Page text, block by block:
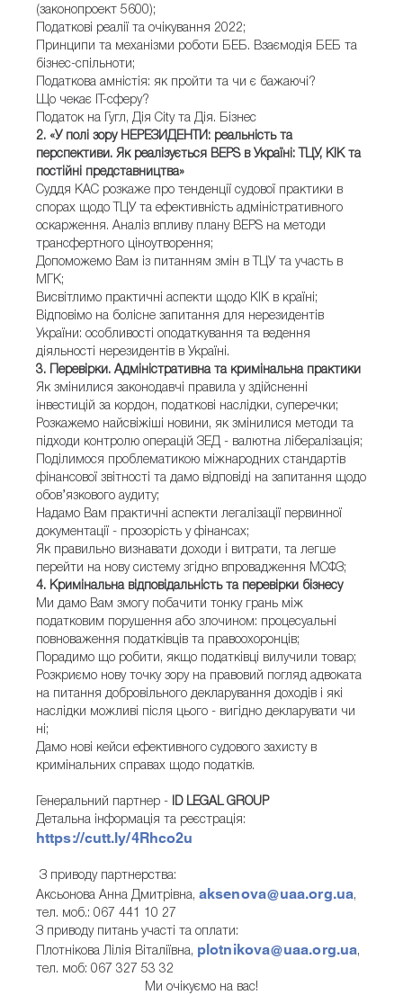
(законопроект 5600);
Податкові реалії та очікування 2022;
Принципи та механізми роботи БЕБ. Взаємодія БЕБ та
бізнес-спільноти;
Податкова амністія: як пройти та чи є бажаючі?
Що чекає IT-сферу?
Податок на Гугл, Дія City та Дія. Бізнес
2. «У полі зору НЕРЕЗИДЕНТИ: реальність та
перспективи. Як реалізується BEPS в Україні: ТЦУ, КІК та
постійні представництва»
Суддя КАС розкаже про тенденції судової практики в
спорах щодо ТЦУ та ефективність адміністративного
оскарження. Аналіз впливу плану BEPS на методи
трансфертного ціноутворення;
Допоможемо Вам із питанням змін в ТЦУ та участь в
МГК;
Висвітлимо практичні аспекти щодо КІК в країні;
Відповімо на болісне запитання для нерезидентів
України: особливості оподаткування та ведення
діяльності нерезидентів в Україні.
3. Перевірки. Адміністративна та кримінальна практики
Як змінилися законодавчі правила у здійсненні
інвестицій за кордон, податкові наслідки, суперечки;
Розкажемо найсвіжіші новини, як змінилися методи та
підходи контролю операцій ЗЕД - валютна лібералізація;
Поділимося проблематикою міжнародних стандартів
фінансової звітності та дамо відповіді на запитання щодо
обов’язкового аудиту;
Надамо Вам практичні аспекти легалізації первинної
документації - прозорість у фінансах;
Як правильно визнавати доходи і витрати, та легше
перейти на нову систему згідно впровадження МСФЗ;
4. Кримінальна відповідальність та перевірки бізнесу
Ми дамо Вам змогу побачити тонку грань між
податковим порушення або злочином: процесуальні
повноваження податківців та правоохоронців;
Порадимо що робити, якщо податківці вилучили товар;
Розкриємо нову точку зору на правовий погляд адвоката
на питання добровільного декларування доходів і які
наслідки можливі після цього - вигідно декларувати чи
ні;
Дамо нові кейси ефективного судового захисту в
кримінальних справах щодо податків.
Генеральний партнер -
ID LEGAL GROUP
Детальна інформація та реєстрація:
https://cutt.ly/4Rhco2u
З приводу партнерства:
Аксьонова Анна Дмитрівна, aksenova@uaa.org.ua,
тел. моб.: 067 441 10 27
З приводу питань участі та оплати:
Плотнікова Лілія Віталіївна, plotnikova@uaa.org.ua,
тел. моб: 067 327 53 32
Ми очікуємо на вас!